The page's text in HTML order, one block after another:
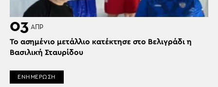
03 ΑΠΡ
Το ασημένιο μετάλλιο κατέκτησε στο Βελιγράδι η
Βασιλική Σταυρίδου
ΕΝΗΜΕΡΩΣΗ